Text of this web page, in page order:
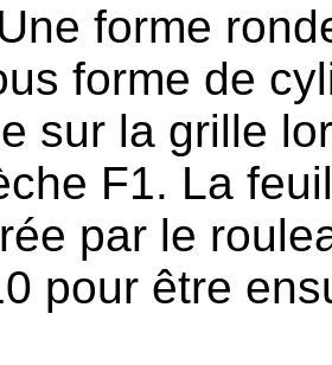
Une forme
forme de
sur la grille
F1. La
par le
pour être